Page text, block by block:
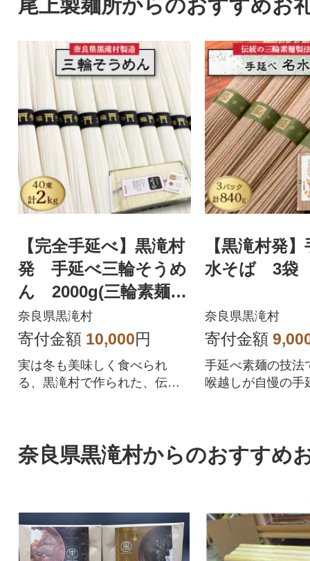
尾上製麺所からのおすすめお
【完全手延べ】黒滝村
発 手延べ三輪そうめ
ん 2000g(三輪素麺
鳥居 誉50g×40束)
奈良県黒滝村
寄付金額 10,000円
実は冬も美味しく食べられ
る、黒滝村で作られた、伝統
【黒滝村発
水そば 3袋
奈良県黒滝村
寄付金額
手延べ素麺の技法
喉越しが自慢の手
奈良県黒滝村からのおすすめ